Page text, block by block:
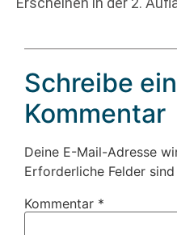
Schreibe
Kommentar
Deine E-Mail-Adresse
Erforderliche Felder
Kommentar *